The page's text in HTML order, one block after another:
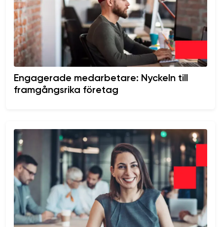
Engagerade medarbetare: Nyckeln till
framgångsrika företag